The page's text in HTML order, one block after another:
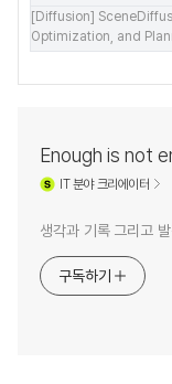
[Diffusion]
Optimization, and
Enough is not
IT분야 크리에이터
생각과 기록 그리고
구독하기